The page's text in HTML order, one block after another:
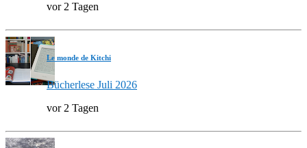
vor 2 Tagen
Le monde de Kitchi
Bücherlese Juli 2026
vor 2 Tagen